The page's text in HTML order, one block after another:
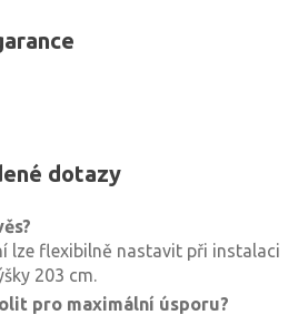
dotazy
lze flexibilně nastavit při instalaci
203 cm.
pro maximální úsporu?